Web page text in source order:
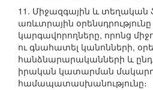
11. Միջազգային և
առևտրային օրենսդրությունը
կարգավորողները, որոնց
ու գնահատել կանոնների,
հանձնարարականների և
իրական կատարման
համապատասխանությունը։